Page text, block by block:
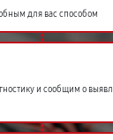
для вас способом
и сообщим о